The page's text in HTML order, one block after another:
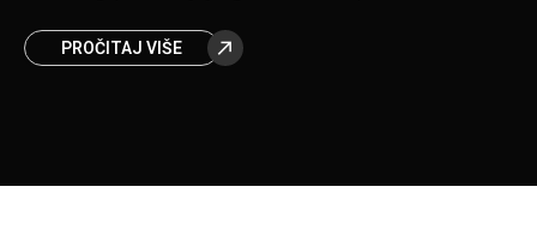
koji su dobili tokom rukje potpuno ih je
zatekao.
PROČITAJ VIŠE